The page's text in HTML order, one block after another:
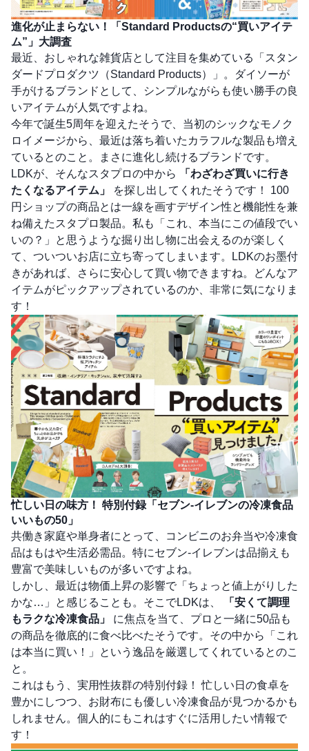
進化が止まらない！「Standard Productsの“買いアイテ
ム”」大調査
最近、おしゃれな雑貨店として注目を集めている「スタン
ダードプロダクツ（Standard Products）」。ダイソーが
手がけるブランドとして、シンプルながらも使い勝手の良
いアイテムが人気ですよね。
今年で誕生5周年を迎えたそうで、当初のシックなモノク
ロイメージから、最近は落ち着いたカラフルな製品も増え
ているとのこと。まさに進化し続けるブランドです。
LDKが、そんなスタプロの中から
「わざわざ買いに行き
たくなるアイテム」
を探し出してくれたそうです！ 100
円ショップの商品とは一線を画すデザイン性と機能性を兼
ね備えたスタプロ製品。私も「これ、本当にこの値段でい
いの？」と思うような掘り出し物に出会えるのが楽しく
て、ついついお店に立ち寄ってしまいます。LDKのお墨付
きがあれば、さらに安心して買い物できますね。どんなア
イテムがピックアップされているのか、非常に気になりま
す！
忙しい日の味方！ 特別付録「セブン-イレブンの冷凍食品
いいもの50」
共働き家庭や単身者にとって、コンビニのお弁当や冷凍食
品はもはや生活必需品。特にセブン-イレブンは品揃えも
豊富で美味しいものが多いですよね。
しかし、最近は物価上昇の影響で「ちょっと値上がりした
かな…」と感じることも。そこでLDKは、
「安くて調理
もラクな冷凍食品」
に焦点を当て、プロと一緒に50品も
の商品を徹底的に食べ比べたそうです。その中から「これ
は本当に買い！」という逸品を厳選してくれているとのこ
と。
これはもう、実用性抜群の特別付録！ 忙しい日の食卓を
豊かにしつつ、お財布にも優しい冷凍食品が見つかるかも
しれません。個人的にもこれはすぐに活用したい情報で
す！